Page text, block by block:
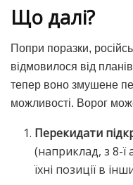
Що далі?
Попри поразки,
відмовилося від
тепер воно змушене
можливості. Ворог
Перекидати
(наприклад, з 8-ї
їхні позиції в